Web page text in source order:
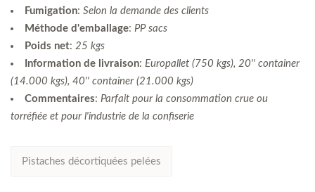
Fumigation: Selon la demande des clients
Méthode d'emballage: PP sacs
Poids net: 25 kgs
Information de livraison: Europallet (750 kgs), 20'' container
(14.000 kgs), 40'' container (21.000 kgs)
Commentaires: Parfait pour la consommation crue ou
torréfiée et pour l'industrie de la confiserie
Pistaches décortiquées pelées